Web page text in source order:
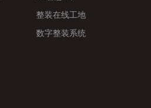
整装在线工地
数字整装系统